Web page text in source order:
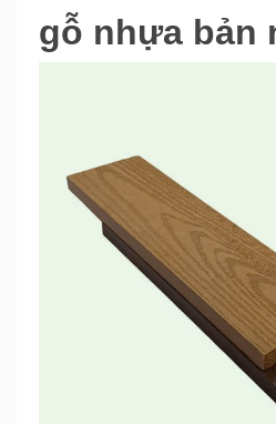
gỗ nhựa bản